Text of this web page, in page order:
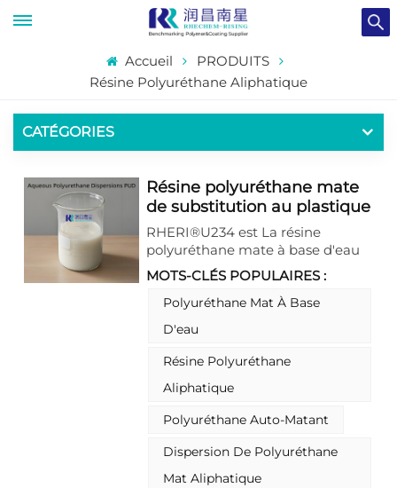
Accueil
PRODUITS
Résine Polyuréthane Aliphatique
CATÉGORIES
Résine polyuréthane mate
de substitution au plastique
à base d'eau, au toucher
doux
RHERI®U234 est La résine
polyuréthane mate à base d'eau
est la couche de finition parfaite,
résistante aux rayures, à l'eau et
aux produits chimiques, tout en
étant résiliente et durable
MOTS-CLÉS POPULAIRES :
Polyuréthane Mat À Base
D'eau
Résine Polyuréthane
Aliphatique
Polyuréthane Auto-Matant
Dispersion De Polyuréthane
Mat Aliphatique